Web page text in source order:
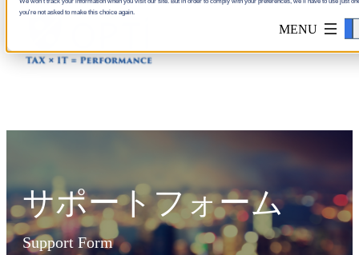
you're not asked to make this choice again.
Accept
サポートフォーム
Support Form